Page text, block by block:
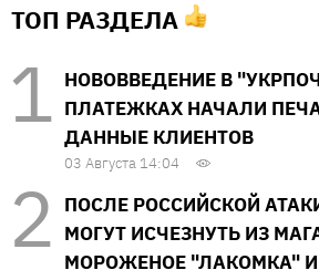
ТОП РАЗДЕЛА
НОВОВВЕДЕНИЕ В
ПЛАТЕЖКАХ НАЧАЛИ
ДАННЫЕ КЛИЕНТОВ
03 Августа 14:04
ПОСЛЕ РОССИЙСКОЙ
МОГУТ ИСЧЕЗНУТЬ ИЗ
МОРОЖЕНОЕ "ЛАКОМКА"